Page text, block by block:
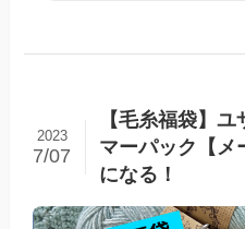
【毛糸福袋】
マーパック【メ
になる！
2023
7/07